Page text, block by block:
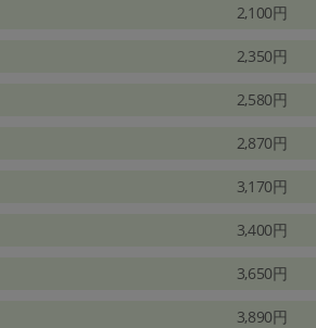
2,100円
2,350円
2,580円
2,870円
3,170円
3,400円
3,650円
3,890円